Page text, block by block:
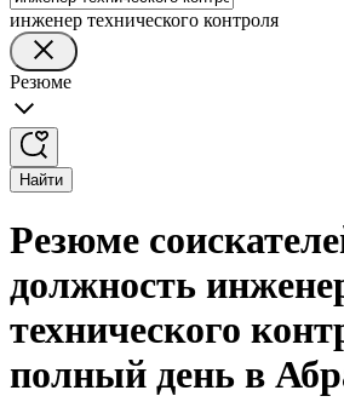
инженер технического контроля
Резюме
Найти
Резюме
должность
технического
полный день в